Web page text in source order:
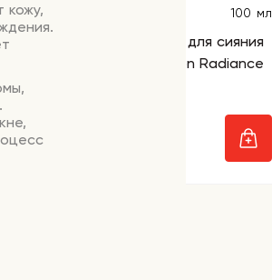
кожу,
100 мл
Бальзам очищающий для сияния
кожи Beauty of Joseon Radiance
1 980